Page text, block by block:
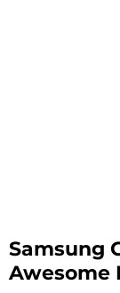
Samsung
Awesome